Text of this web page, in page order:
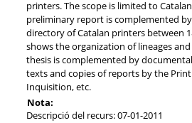
printers. The scope is limited to
preliminary report is complemented
directory of Catalan printers between
shows the organization of lineages
thesis is complemented by
texts and copies of reports by the
Inquisition, etc.
Nota:
Descripció del recurs: 07-01-2011